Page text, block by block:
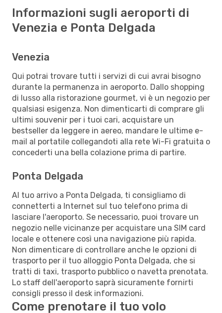
Informazioni sugli aeroporti di
Venezia e Ponta Delgada
Venezia
Qui potrai trovare tutti i servizi di cui avrai bisogno
durante la permanenza in aeroporto. Dallo shopping
di lusso alla ristorazione gourmet, vi è un negozio per
qualsiasi esigenza. Non dimenticarti di comprare gli
ultimi souvenir per i tuoi cari, acquistare un
bestseller da leggere in aereo, mandare le ultime e-
mail al portatile collegandoti alla rete Wi-Fi gratuita o
concederti una bella colazione prima di partire.
Ponta Delgada
Al tuo arrivo a Ponta Delgada, ti consigliamo di
connetterti a Internet sul tuo telefono prima di
lasciare l'aeroporto. Se necessario, puoi trovare un
negozio nelle vicinanze per acquistare una SIM card
locale e ottenere così una navigazione più rapida.
Non dimenticare di controllare anche le opzioni di
trasporto per il tuo alloggio Ponta Delgada, che si
tratti di taxi, trasporto pubblico o navetta prenotata.
Lo staff dell'aeroporto saprà sicuramente fornirti
consigli presso il desk informazioni.
Come prenotare il tuo volo